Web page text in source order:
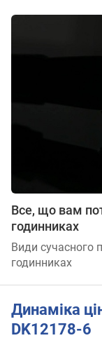
Все, що вам
годинниках
Види сучасного
годинниках
Динаміка
DK12178-6